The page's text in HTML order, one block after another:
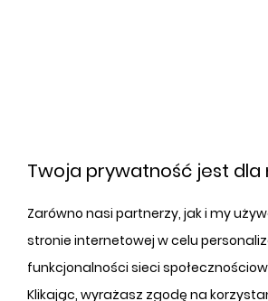
Twoja prywatność jest dla
Zarówno nasi partnerzy, jak i my
stronie internetowej w celu
funkcjonalności sieci
Klikając, wyrażasz zgodę na